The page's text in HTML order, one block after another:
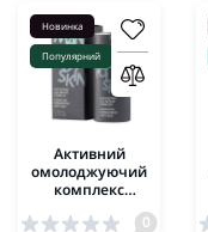
Новинка
Популярний
Активний
омолоджуючий
комплекс
Activating Age
Repair Complex0